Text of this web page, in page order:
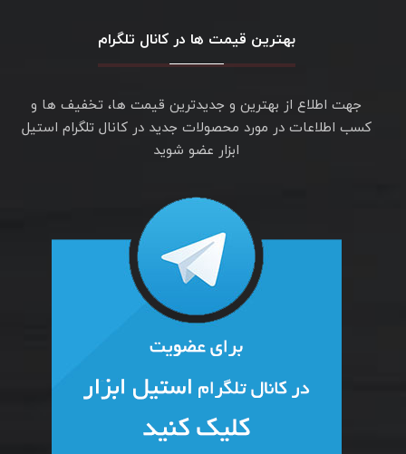
بهترین قیمت ها در کانال تلگرام
جهت اطلاع از بهترین و جدیدترین قیمت ها، تخفیف ها و
کسب اطلاعات در مورد محصولات جدید در کانال تلگرام استیل
ابزار عضو شوید